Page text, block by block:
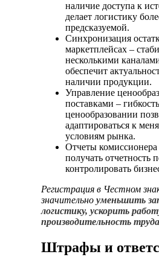
наличие доступа к
делает логистику
предсказуемой.
Синхронизация
маркетплейсах –
несколькими
обеспечит
наличии продукции.
Управление
поставками –
ценообразовании
адаптироваться к
условиям рынка.
Отчеты
получать отчетность
контролировать
Регистрация в Честном
значительно уменьшить
логистику, ускорить
производительность
Штрафы и